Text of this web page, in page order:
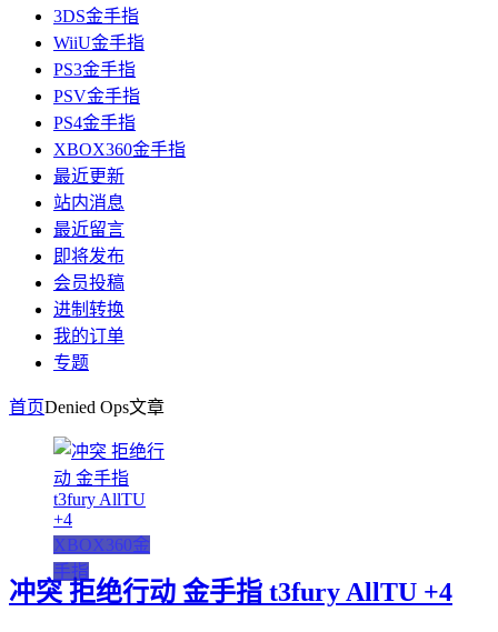
3DS金手指
WiiU金手指
PS3金手指
PSV金手指
PS4金手指
XBOX360金手指
最近更新
站内消息
最近留言
即将发布
会员投稿
进制转换
我的订单
专题
首页Denied Ops文章
XBOX360金
手指
冲突 拒绝行动 金手指 t3fury AllTU +4